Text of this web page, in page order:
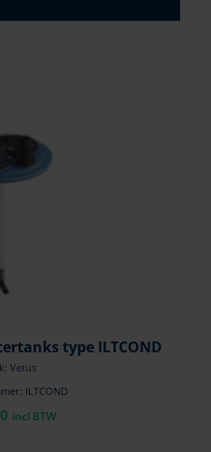
type ILTCOND
Vetus
ILTCOND
incl BTW